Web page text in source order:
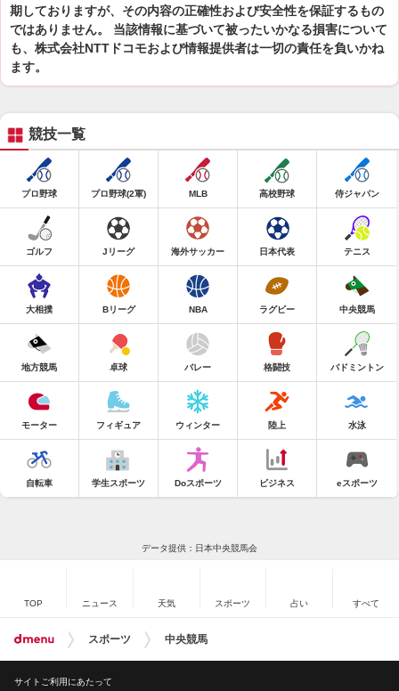
期しておりますが、その内容の正確性および安全性を保証するもの
ではありません。 当該情報に基づいて被ったいかなる損害について
も、株式会社NTTドコモおよび情報提供者は一切の責任を負いかね
ます。
競技一覧
プロ野球 プロ野球(2軍) MLB 高校野球 侍ジャパン
ゴルフ Jリーグ 海外サッカー 日本代表 テニス
大相撲 Bリーグ NBA ラグビー 中央競馬
地方競馬 卓球 バレー 格闘技 バドミントン
モーター フィギュア ウィンター 陸上 水泳
自転車 学生スポーツ Doスポーツ ビジネス eスポーツ
データ提供：日本中央競馬会
TOP ニュース 天気 スポーツ 占い すべて
スポーツ 中央競馬
サイトご利用にあたって